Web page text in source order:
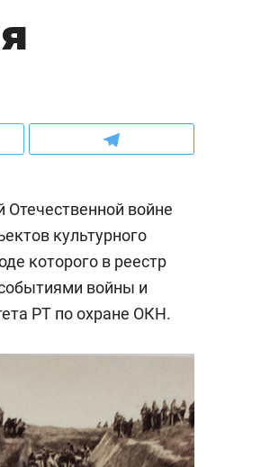
войне
культурного
которого в реестр
войны и
РТ по охране ОКН.
мастеров
Рекомендуем
Дизайнер-прораб
с мебелью за 2
для меня это